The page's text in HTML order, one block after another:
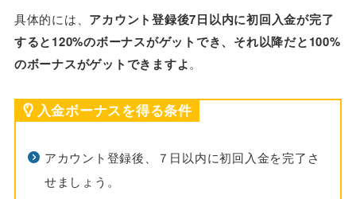
具体的には、 アカウント登録後7日以内に初回入金が完了
すると120%のボーナスがゲットでき、それ以降だと100%
のボーナスがゲットできますよ。
入金ボーナスを得る条件
アカウント登録後、７日以内に初回入金を完了さ
せましょう。